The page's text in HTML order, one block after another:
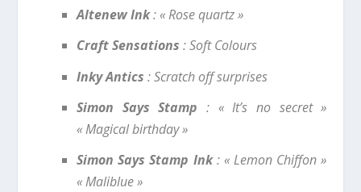
Altenew Ink: « Rose quartz »
Craft Sensations : Soft Colours
Inky Antics : Scratch off surprises
Simon Says Stamp : « It’s no secret »
« Magical birthday »
Simon Says Stamp Ink: « Lemon Chiffon »
« Maliblue »